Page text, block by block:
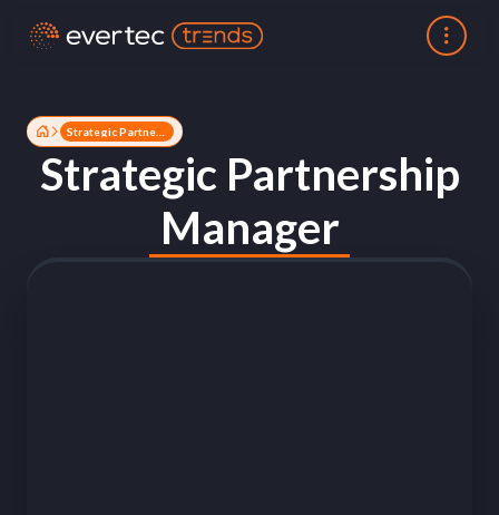
Strategic Partnership
Manager